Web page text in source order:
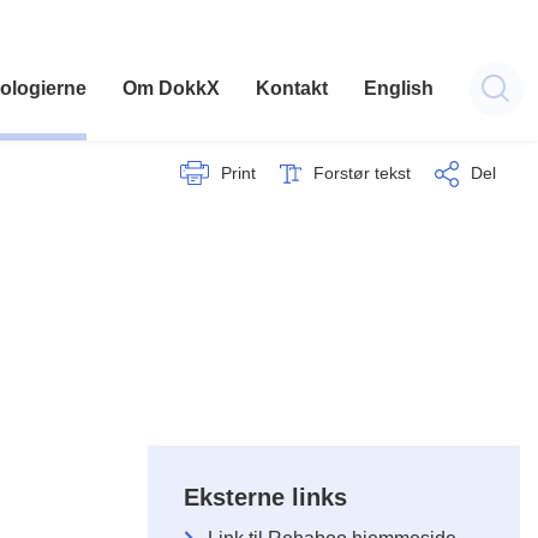
Om DokkX Kontakt English
Print Forstør tekst Del
Eksterne links